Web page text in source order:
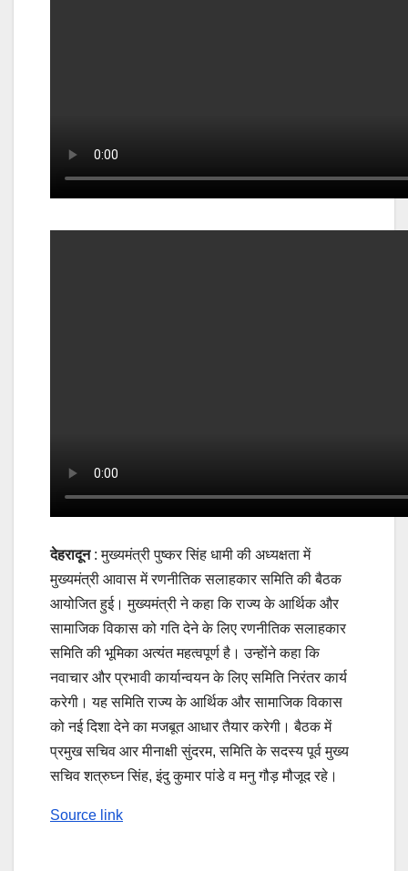
देहरादून: मुख्यमंत्री पुष्कर सिंह धामी की अध्यक्षता में
मुख्यमंत्री आवास में रणनीतिक सलाहकार समिति की बैठक
आयोजित हुई। मुख्यमंत्री ने कहा कि राज्य के आर्थिक और
सामाजिक विकास को गति देने के लिए रणनीतिक सलाहकार
समिति की भूमिका अत्यंत महत्वपूर्ण है। उन्होंने कहा कि
नवाचार और प्रभावी कार्यान्वयन के लिए समिति निरंतर कार्य
करेगी। यह समिति राज्य के आर्थिक और सामाजिक विकास
को नई दिशा देने का मजबूत आधार तैयार करेगी। बैठक में
प्रमुख सचिव आर मीनाक्षी सुंदरम, समिति के सदस्य पूर्व मुख्य
सचिव शत्रुघ्न सिंह, इंदु कुमार पांडे व मनु गौड़ मौजूद रहे।
Source link